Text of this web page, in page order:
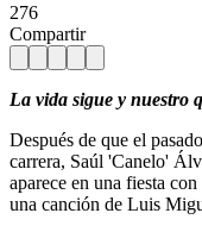
276
Compartir
La vida sigue y nuestro
Después de que el
carrera, Saúl 'Canelo'
aparece en una fiesta
una canción de Luis